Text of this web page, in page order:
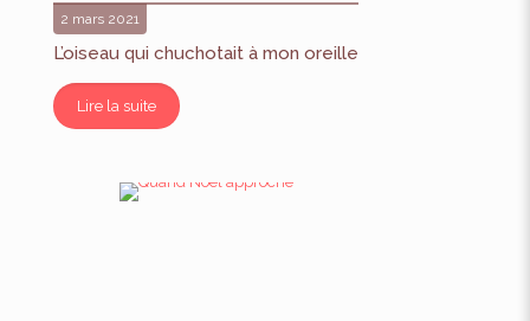
2 mars 2021
L’oiseau qui chuchotait à mon oreille
Lire la suite